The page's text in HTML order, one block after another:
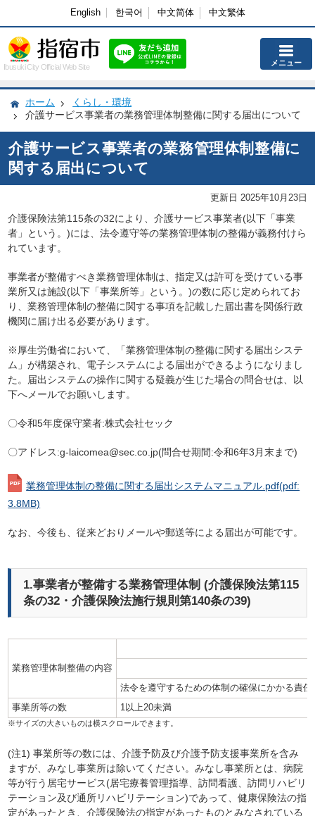
English 한국어 中文简体 中文繁体
Ibusuki City Official Web Site メニュー
ホーム
くらし・環境
介護サービス事業者の業務管理体制整備に関する届出について
介護サービス事業者の業務管理体制整備に
関する届出について
更新日 2025年10月23日
介護保険法第115条の32により、介護サービス事業者(以下「事業
者」という。)には、法令遵守等の業務管理体制の整備が義務付けら
れています。
事業者が整備すべき業務管理体制は、指定又は許可を受けている事
業所又は施設(以下「事業所等」という。)の数に応じ定められてお
り、業務管理体制の整備に関する事項を記載した届出書を関係行政
機関に届け出る必要があります。
※厚生労働省において、「業務管理体制の整備に関する届出システ
ム」が構築され、電子システムによる届出ができるようになりまし
た。届出システムの操作に関する疑義が生じた場合の問合せは、以
下へメールでお願いします。
〇令和5年度保守業者:株式会社セック
〇アドレス:g-laicomea@sec.co.jp(問合せ期間:令和6年3月末まで)
業務管理体制の整備に関する届出システムマニュアル.pdf(pdf:
3.8MB)
なお、今後も、従来どおりメールや郵送等による届出が可能です。
1.事業者が整備する業務管理体制 (介護保険法第115
条の32・介護保険法施行規則第140条の39)
業務管理体制整備の内容
法令を遵守するための体制の確保にかかる責
事業所等の数
1以上20未満
(注1) 事業所等の数には、介護予防及び介護予防支援事業所を含み
ますが、みなし事業所は除いてください。みなし事業所とは、病院
等が行う居宅サービス(居宅療養管理指導、訪問看護、訪問リハビリ
テーション及び通所リハビリテーション)であって、健康保険法の指
定があったとき、介護保険法の指定があったものとみなされている